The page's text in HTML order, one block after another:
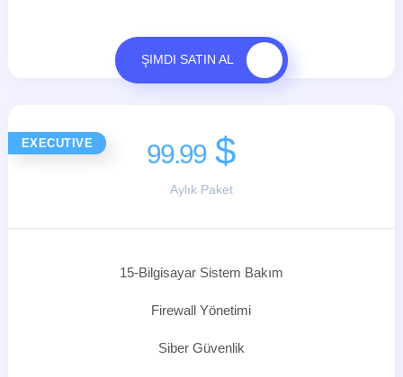
ŞIMDI SATIN AL
EXECUTIVE 99.99$
Aylık Paket
15-Bilgisayar Sistem Bakım
Firewall Yönetimi
Siber Güvenlik